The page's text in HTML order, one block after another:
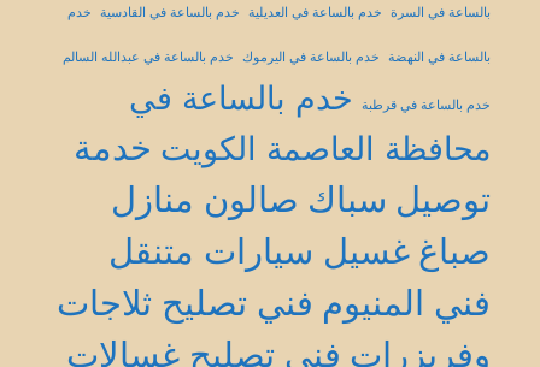
بالساعة في السرة خدم بالساعة في العديلية خدم بالساعة في القادسية خدم
بالساعة في النهضة خدم بالساعة في اليرموك خدم بالساعة في عبدالله السالم
خدم بالساعة في قرطبة
خدم بالساعة في
محافظة العاصمة الكويت خدمة
توصيل سباك صالون منازل
صباغ غسيل سيارات متنقل
فني المنيوم فني تصليح ثلاجات
وفريزرات فني تصليح غسالات